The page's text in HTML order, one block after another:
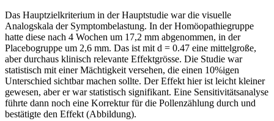
Das Hauptzielkriterium in der Hauptstudie war die visuelle
Analogskala der Symptombelastung. In der Homöopathiegruppe
hatte diese nach 4 Wochen um 17,2 mm abgenommen, in der
Placebogruppe um 2,6 mm. Das ist mit d = 0.47 eine mittelgroße,
aber durchaus klinisch relevante Effektgrösse. Die Studie war
statistisch mit einer Mächtigkeit versehen, die einen 10%igen
Unterschied sichtbar machen sollte. Der Effekt hier ist leicht kleiner
gewesen, aber er war statistisch signifikant. Eine Sensitivitätsanalyse
führte dann noch eine Korrektur für die Pollenzählung durch und
bestätigte den Effekt (Abbildung).